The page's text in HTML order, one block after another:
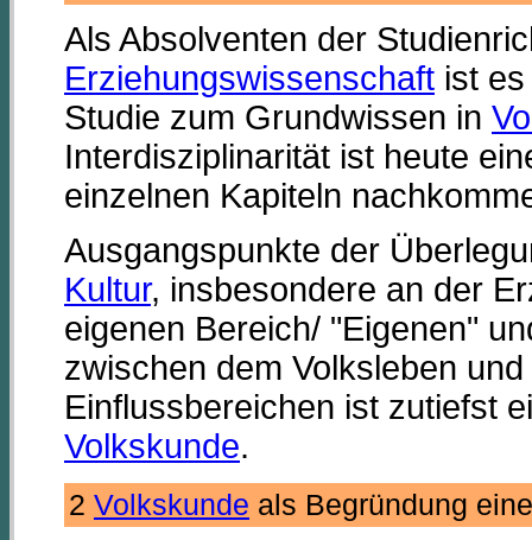
Als Absolventen der
Erziehungswissenschaft ist
Studie zum Grundwissen in
Interdisziplinarität ist heute
einzelnen Kapiteln
Ausgangspunkte der
Kultur, insbesondere an der
eigenen Bereich/ "Eigenen"
zwischen dem Volksleben
Einflussbereichen ist zutiefst
Volkskunde.
2 Volkskunde als Begründung